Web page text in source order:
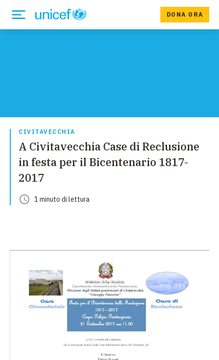
DONA ORA
CIVITAVECCHIA
A Civitavecchia Case di Reclusione
in festa per il Bicentenario 1817-
2017
1 minuto di lettura